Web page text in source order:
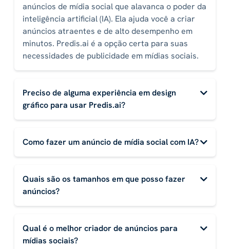
anúncios de mídia social que alavanca o poder da
inteligência artificial (IA). Ela ajuda você a criar
anúncios atraentes e de alto desempenho em
minutos. Predis.ai é a opção certa para suas
necessidades de publicidade em mídias sociais.
Preciso de alguma experiência em design
gráfico para usar Predis.ai?
Como fazer um anúncio de mídia social com IA?
Quais são os tamanhos em que posso fazer
anúncios?
Qual é o melhor criador de anúncios para
mídias sociais?